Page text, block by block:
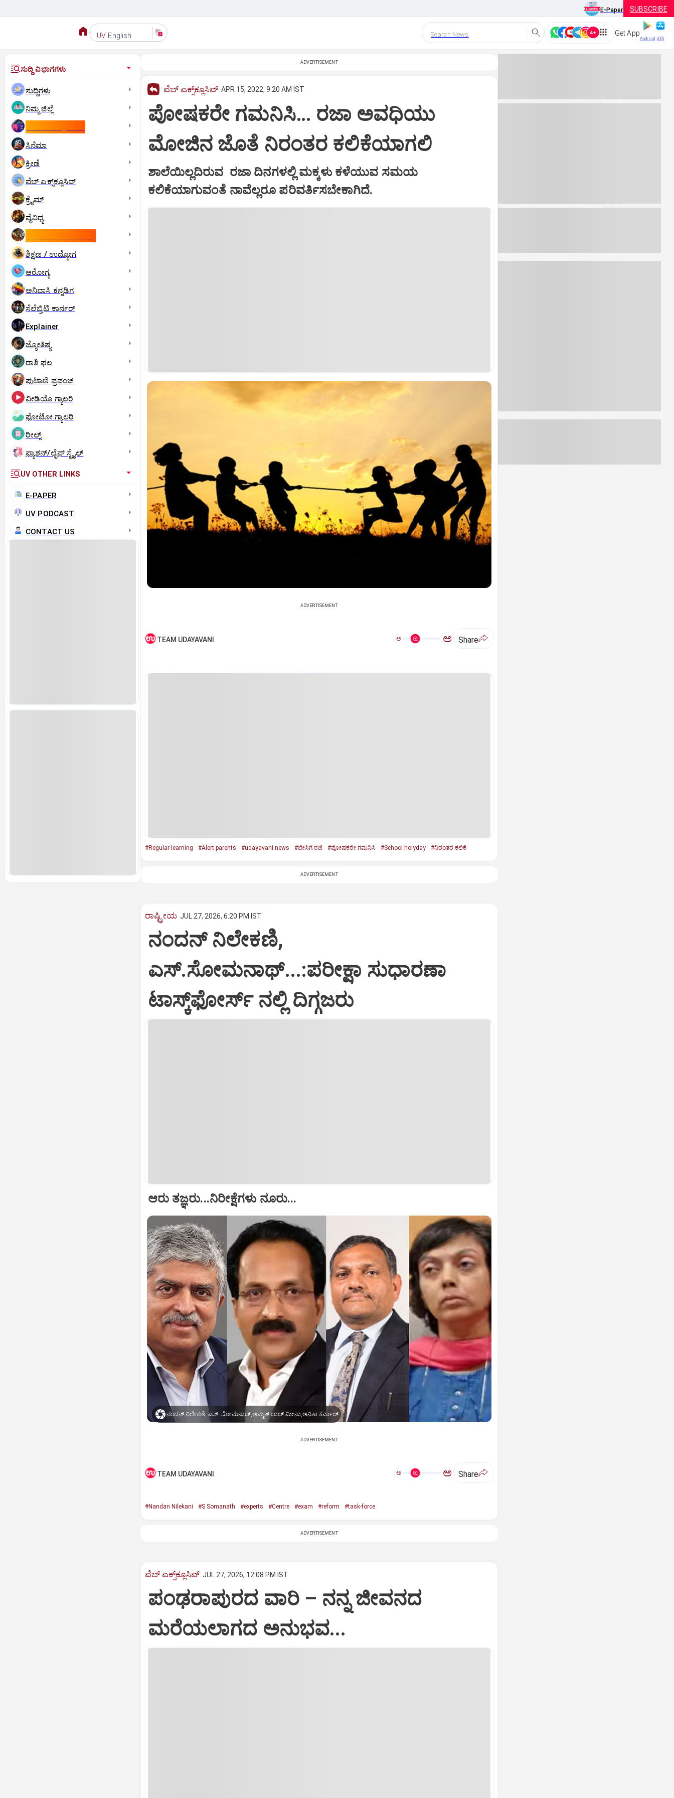
E-Paper SUBSCRIBE
UV English Search News Get App
Android iOS
ಸುದ್ದಿ ವಿಭಾಗಗಳು
ಸುದ್ದಿಗಳು
ನಿಮ್ಮ ಜಿಲ್ಲೆ
ಸಿನೆಮಾ
ಕ್ರೀಡೆ
ವೆಬ್ ಎಕ್ಸ್‌ಕ್ಲೂಸಿವ್
ಕ್ರೈಮ್
ವೈವಿಧ್ಯ
ಶಿಕ್ಷಣ / ಉದ್ಯೋಗ
ಆರೋಗ್ಯ
ಅನಿವಾಸಿ ಕನ್ನಡಿಗ
ಸೆಲೆಬ್ರಿಟಿ ಕಾರ್ನರ್‌
Explainer
ಜ್ಯೋತಿಷ್ಯ
ರಾಶಿ ಫಲ
ಪುಟಾಣಿ ಪ್ರಪಂಚ
ವೀಡಿಯೊ ಗ್ಯಾಲರಿ
ಫೋಟೋ ಗ್ಯಾಲರಿ
ರೀಲ್ಸ್
ಫ್ಯಾಶನ್/ಲೈಫ್‌ ಸ್ಟೈಲ್
UV OTHER LINKS
E-PAPER
UV PODCAST
CONTACT US
ADVERTISEMENT
ವೆಬ್ ಎಕ್ಸ್‌ಕ್ಲೂಸಿವ್ APR 15, 2022, 9:20 AM IST
ಪೋಷಕರೇ ಗಮನಿಸಿ… ರಜಾ ಅವಧಿಯು
ಮೋಜಿನ ಜೊತೆ ನಿರಂತರ ಕಲಿಕೆಯಾಗಲಿ
ಶಾಲೆಯಿಲ್ಲದಿರುವ ರಜಾ ದಿನಗಳಲ್ಲಿ ಮಕ್ಕಳು ಕಳೆಯುವ ಸಮಯ
ಕಲಿಕೆಯಾಗುವಂತೆ ನಾವೆಲ್ಲರೂ ಪರಿವರ್ತಿಸಬೇಕಾಗಿದೆ.
ADVERTISEMENT
TEAM UDAYAVANI ಅ ಅ Share
#Regular learning #Alert parents #udayavani news #ಬೇಸಿಗೆ ರಜೆ #ಪೋಷಕರೇ ಗಮನಿಸಿ #School holyday #ನಿರಂತರ ಕಲಿಕೆ
ADVERTISEMENT
ರಾಷ್ಟ್ರೀಯ JUL 27, 2026, 6:20 PM IST
ನಂದನ್ ನಿಲೇಕಣಿ,
ಎಸ್.ಸೋಮನಾಥ್‌...:ಪರೀಕ್ಷಾ ಸುಧಾರಣಾ
ಟಾಸ್ಕ್‌ಫೋರ್ಸ್ ನಲ್ಲಿ ದಿಗ್ಗಜರು
ಆರು ತಜ್ಞರು...ನಿರೀಕ್ಷೆಗಳು ನೂರು...
ನಂದನ್ ನಿಲೇಕಣಿ, ಎಸ್. ಸೋಮನಾಥ್,ಅಮೃತ್ ಲಾಲ್ ಮೀನಾ,ಅನಿತಾ ಕರ್ವಾಲ್
ADVERTISEMENT
TEAM UDAYAVANI ಅ ಅ Share
#Nandan Nilekani #S Somanath #experts #Centre #exam #reform #task-force
ADVERTISEMENT
ವೆಬ್ ಎಕ್ಸ್‌ಕ್ಲೂಸಿವ್ JUL 27, 2026, 12:08 PM IST
ಪಂಢರಾಪುರದ ವಾರಿ – ನನ್ನ ಜೀವನದ
ಮರೆಯಲಾಗದ ಅನುಭವ...